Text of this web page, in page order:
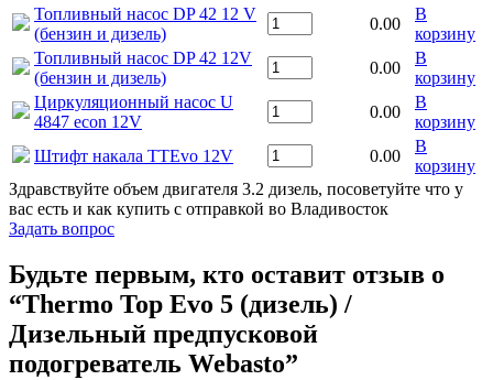
Топливный насос DP 42 12 V
(бензин и дизель)
0.00
В
корзину
Топливный насос DP 42 12V
(бензин и дизель)
0.00
В
корзину
Циркуляционный насос U
4847 econ 12V
0.00
В
корзину
Штифт накала TTEvo 12V
0.00
В
корзину
Здравствуйте объем двигателя 3.2 дизель, посоветуйте что у
вас есть и как купить с отправкой во Владивосток
Задать вопрос
Будьте первым, кто оставит отзыв о
“Thermo Top Evo 5 (дизель) /
Дизельный предпусковой
подогреватель Webasto”